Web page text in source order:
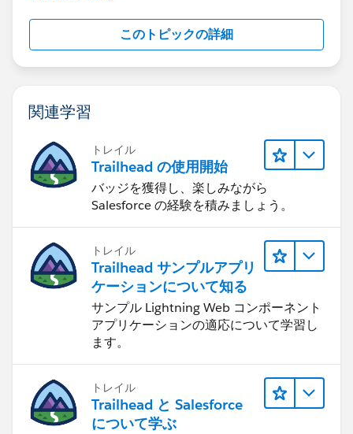
このトピックの詳細
関連学習
トレイル
Trailhead の使用開始
バッジを獲得し、楽しみながら
Salesforce の経験を積みましょう。
トレイル
Trailhead サンプルアプリ
ケーションについて知る
サンプル Lightning Web コンポーネント
アプリケーションの適応について学習し
ます。
トレイル
Trailhead と Salesforce
について学ぶ